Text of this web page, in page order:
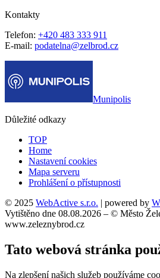
Kontakty
Telefon: +420 483 333 911
E-mail: podatelna@zelbrod.cz
Munipolis
Důležité odkazy
TOP
Home
Nastavení cookies
Mapa serveru
Prohlášení o přístupnosti
© 2025 WebActive s.r.o. | powered by
Vytištěno dne 08.08.2026 – © Město
www.zeleznybrod.cz
Tato webová stránka
Na zlepšení našich služeb používáme